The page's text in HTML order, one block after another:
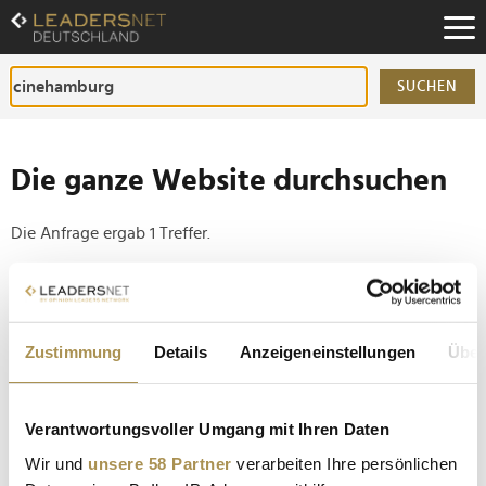
Zustimmung Details Anzeigeneinstellungen
Verantwortungsvoller Umgang mit Ihren Daten
Wir und unsere 58 Partner verarbeiten Ihre persönlichen
Zum
Inhalt
Zur
Fußzeilen-
Navigation
SUCHEN
Die ganze Website durchsuchen
Die Anfrage ergab 1 Treffer.
Tipp
Setzen Sie die gesuchten Wörter zwischen
Anführungszeichen: zb "Vorname Nachname".
Roland Emmerich nimmt Gläserne Leinwand
entgegen